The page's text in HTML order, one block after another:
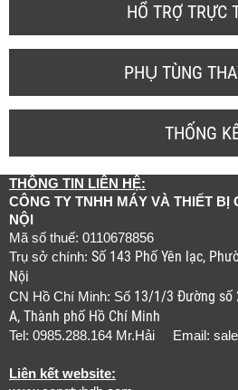
HỔ TRỢ TRỰC
PHỤ TÙNG
THỐNG
THÔNG TIN LIÊN HỆ:
CÔNG TY TNHH MÁY VÀ THIẾT BỊ
NỘI
Mã số thuế: 0110678856
Trụ sở chính: Số 143 Phố Yên lạc,
Nội
CN Hồ Chí Minh: Số 13/1/3 Đường số
A, Thành phố Hồ Chí Minh
Tel: 0985.288.164 Mr.Hải Email:
Liên kết website: